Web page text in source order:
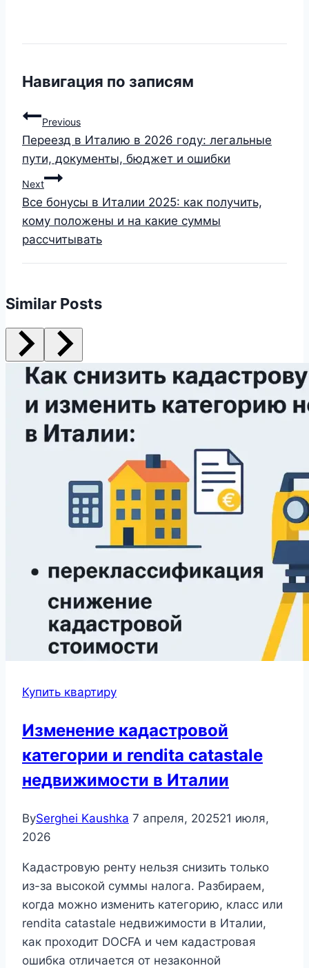
Навигация по записям
Previous
Переезд в Италию в 2026 году: легальные
пути, документы, бюджет и ошибки
Next
Все бонусы в Италии 2025: как получить,
кому положены и на какие суммы
рассчитывать
Similar Posts
Купить квартиру
Изменение кадастровой
категории и rendita catastale
недвижимости в Италии
BySerghei Kaushka 7 апреля, 202521 июля,
2026
Кадастровую ренту нельзя снизить только
из-за высокой суммы налога. Разбираем,
когда можно изменить категорию, класс или
rendita catastale недвижимости в Италии,
как проходит DOCFA и чем кадастровая
ошибка отличается от незаконной